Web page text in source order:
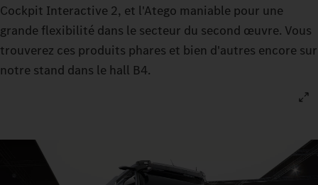
Cockpit Interactive 2, et l'Atego maniable pour une
grande flexibilité dans le secteur du second œuvre. Vous
trouverez ces produits phares et bien d'autres encore sur
notre stand dans le hall B4.